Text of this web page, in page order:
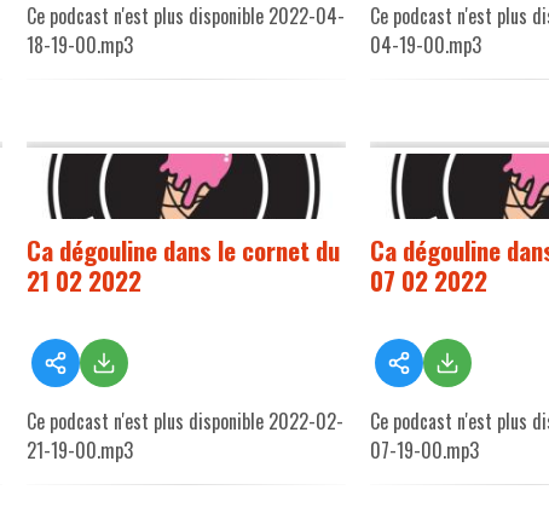
Ce podcast n'est plus disponible 2022-04-
18-19-00.mp3
Ce podcast n'est plus
04-19-00.mp3
Ca dégouline dans le cornet du
21 02 2022
Ce podcast n'est plus disponible 2022-02-
21-19-00.mp3
Ca dégouline
07 02 2022
Ce podcast n'est plus
07-19-00.mp3